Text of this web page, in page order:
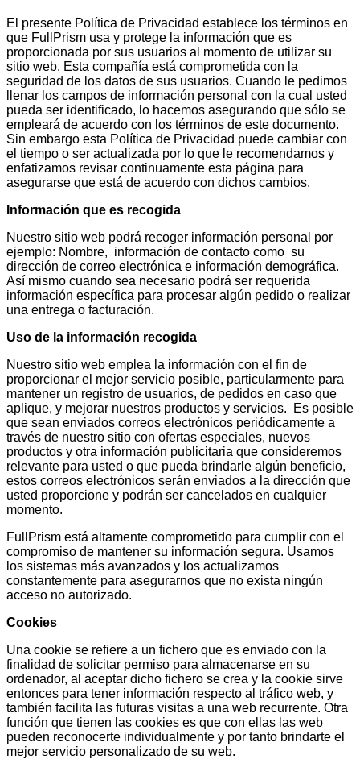
El presente Política de Privacidad establece los términos en
que FullPrism usa y protege la información que es
proporcionada por sus usuarios al momento de utilizar su
sitio web. Esta compañía está comprometida con la
seguridad de los datos de sus usuarios. Cuando le pedimos
llenar los campos de información personal con la cual usted
pueda ser identificado, lo hacemos asegurando que sólo se
empleará de acuerdo con los términos de este documento.
Sin embargo esta Política de Privacidad puede cambiar con
el tiempo o ser actualizada por lo que le recomendamos y
enfatizamos revisar continuamente esta página para
asegurarse que está de acuerdo con dichos cambios.
Información que es recogida
Nuestro sitio web podrá recoger información personal por
ejemplo: Nombre, información de contacto como su
dirección de correo electrónica e información demográfica.
Así mismo cuando sea necesario podrá ser requerida
información específica para procesar algún pedido o realizar
una entrega o facturación.
Uso de la información recogida
Nuestro sitio web emplea la información con el fin de
proporcionar el mejor servicio posible, particularmente para
mantener un registro de usuarios, de pedidos en caso que
aplique, y mejorar nuestros productos y servicios. Es posible
que sean enviados correos electrónicos periódicamente a
través de nuestro sitio con ofertas especiales, nuevos
productos y otra información publicitaria que consideremos
relevante para usted o que pueda brindarle algún beneficio,
estos correos electrónicos serán enviados a la dirección que
usted proporcione y podrán ser cancelados en cualquier
momento.
FullPrism está altamente comprometido para cumplir con el
compromiso de mantener su información segura. Usamos
los sistemas más avanzados y los actualizamos
constantemente para asegurarnos que no exista ningún
acceso no autorizado.
Cookies
Una cookie se refiere a un fichero que es enviado con la
finalidad de solicitar permiso para almacenarse en su
ordenador, al aceptar dicho fichero se crea y la cookie sirve
entonces para tener información respecto al tráfico web, y
también facilita las futuras visitas a una web recurrente. Otra
función que tienen las cookies es que con ellas las web
pueden reconocerte individualmente y por tanto brindarte el
mejor servicio personalizado de su web.